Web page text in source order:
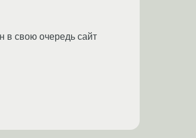
в свою очередь сайт